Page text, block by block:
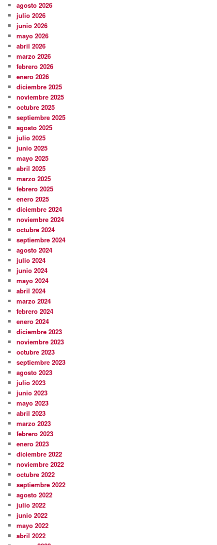
agosto 2026
julio 2026
junio 2026
mayo 2026
abril 2026
marzo 2026
febrero 2026
enero 2026
diciembre 2025
noviembre 2025
octubre 2025
septiembre 2025
agosto 2025
julio 2025
junio 2025
mayo 2025
abril 2025
marzo 2025
febrero 2025
enero 2025
diciembre 2024
noviembre 2024
octubre 2024
septiembre 2024
agosto 2024
julio 2024
junio 2024
mayo 2024
abril 2024
marzo 2024
febrero 2024
enero 2024
diciembre 2023
noviembre 2023
octubre 2023
septiembre 2023
agosto 2023
julio 2023
junio 2023
mayo 2023
abril 2023
marzo 2023
febrero 2023
enero 2023
diciembre 2022
noviembre 2022
octubre 2022
septiembre 2022
agosto 2022
julio 2022
junio 2022
mayo 2022
abril 2022